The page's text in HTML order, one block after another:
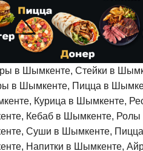
в Шымкенте, Стейки в
в Шымкенте, Пицца в
Курица в Шымкенте,
Кебаб в Шымкенте, Ролы
Суши в Шымкенте,
Напитки в Шымкенте,